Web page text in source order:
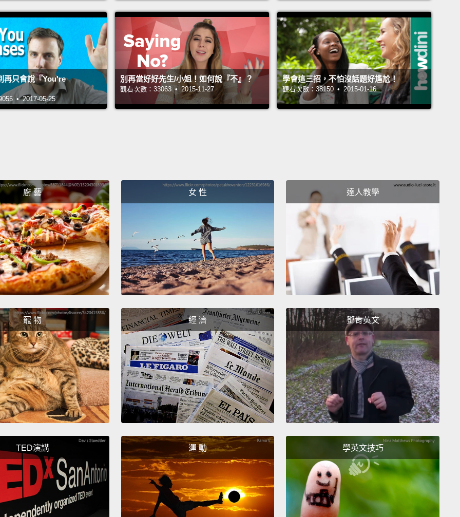
I dig that top.
我喜歡那件上衣。
What? Thank you!
什麼？謝啦!
Of course you should get dessert. You totally earned it.
Exactly.
沒錯。
Hey, Ricky, you're having a great hair day.
嘿，Ricky，今天髮型不賴喔。
Wow, I can't believe you ate that whole thing.
哇，真不敢相信你全吃光了。
Am I—I'm not gross to you?
我－－我沒有讓妳倒胃口吧？
Wow, he is such a strong man.
天啊，他真是個強壯的男人。
You know, it's so cool to date a guy who's independent.
你知道嗎，和一個獨立的男人約會真是太好了。
I do a lot of things on my own.
我很多事都靠自己。
Yeah.
嗯。
再只會說『You're
• 2017-05-25
別再當好好先生/小姐！如何說『不』？
觀看次數：33063 • 2015-11-27
學會這三招，不怕沒話題好尷尬！
觀看次數：38150 • 2015-01-16
廚 藝 女 性 達人教學
寵 物 經 濟 鄧肯英文
TED演講 運 動 學英文技巧